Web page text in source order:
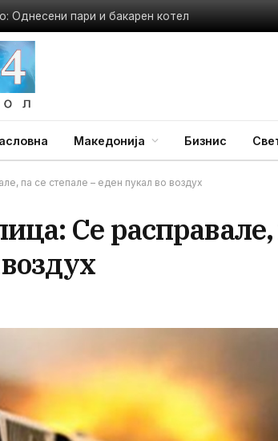
Однесени пари и бакарен котел
Македонија Бизнис
па се степале – еден пукал во воздух
Се расправале,